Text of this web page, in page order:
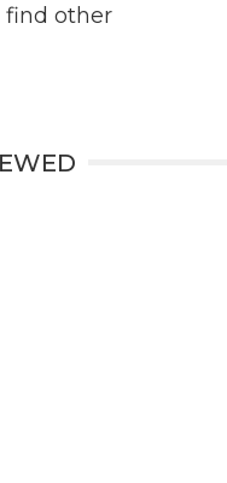
find other